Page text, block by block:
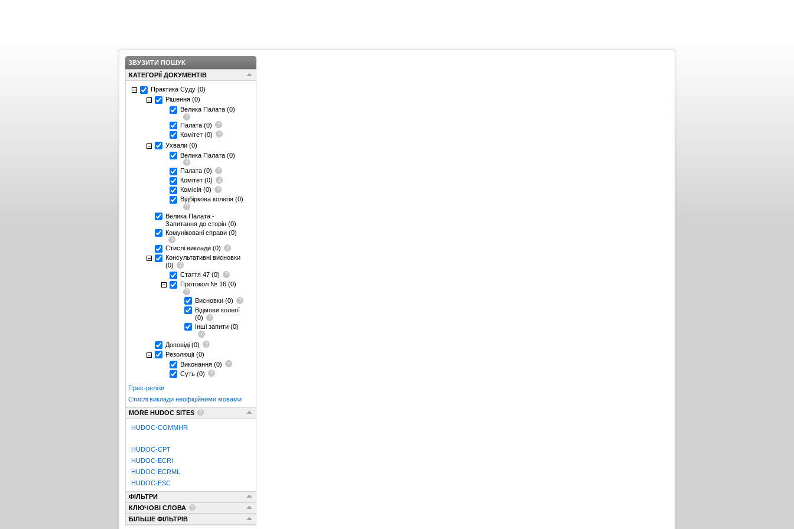
ЗВУЗИТИ ПОШУК
КАТЕГОРІЇ ДОКУМЕНТІВ
Практика Суду (0)
Рішення (0)
Велика Палата (0)
Палата (0)
Комітет (0)
Ухвали (0)
Велика Палата (0)
Палата (0)
Комітет (0)
Комісія (0)
Відбіркова колегія (0)
Велика Палата -
Запитання до сторін (0)
Комуніковані справи (0)
Стислі виклади (0)
Консультативні висновки
(0)
Стаття 47 (0)
Протокол № 16 (0)
Висновки (0)
Відмови колегії
(0)
Інші запити (0)
Доповіді (0)
Резолюції (0)
Виконання (0)
Суть (0)
Прес-релізи
Стислі виклади неофіційними мовами
MORE HUDOC SITES
HUDOC-COMMHR
HUDOC-CPT
HUDOC-ECRI
HUDOC-ECRML
HUDOC-ESC
ФІЛЬТРИ
КЛЮЧОВІ СЛОВА
БІЛЬШЕ ФІЛЬТРІВ